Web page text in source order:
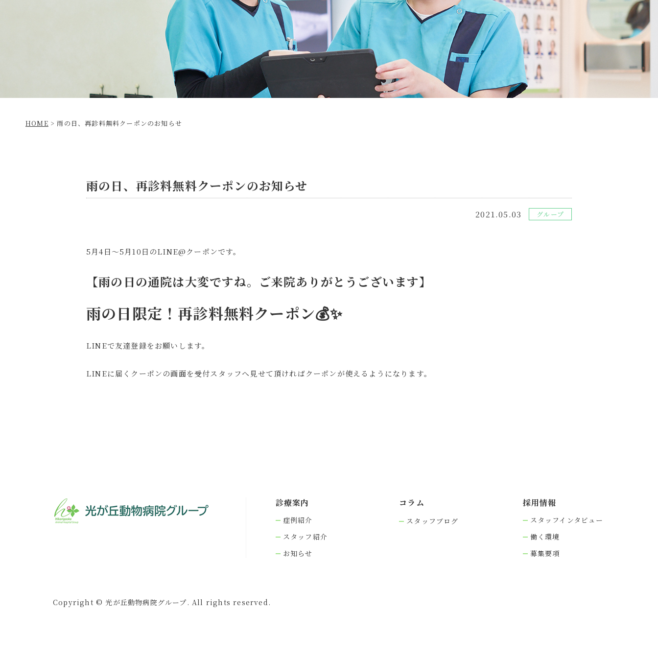
HOME >雨の日、再診料無料クーポンのお知らせ
雨の日、再診料無料クーポンのお知らせ
2021.05.03 グループ
5月4日～5月10日のLINE@クーポンです。
【雨の日の通院は大変ですね。ご来院ありがとうございます】
雨の日限定！再診料無料クーポン💰✨
LINEで友達登録をお願いします。
LINEに届くクーポンの画面を受付スタッフへ見せて頂ければクーポンが使えるようになります。
診療案内
症例紹介
スタッフ紹介
お知らせ
コラム
スタッフブログ
採⽤情報
スタッフインタビュー
働く環境
募集要項
Copyright © 光が丘動物病院グループ. All rights reserved.